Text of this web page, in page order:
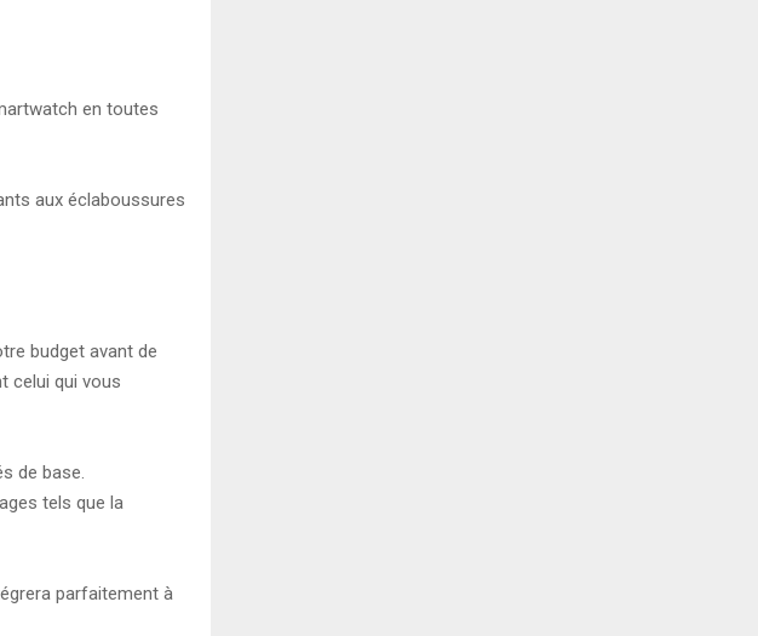
en toutes
aux éclaboussures
budget avant de
celui qui vous
de base.
tels que la
parfaitement à